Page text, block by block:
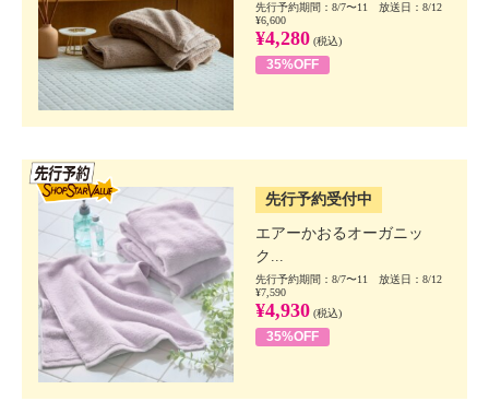
先行予約期間：8/7〜11 放送日：8/12
¥6,600
¥4,280 (税込)
35%OFF
先行予約受付中
エアーかおるオーガニッ
ク...
先行予約期間：8/7〜11 放送日：8/12
¥7,590
¥4,930 (税込)
35%OFF